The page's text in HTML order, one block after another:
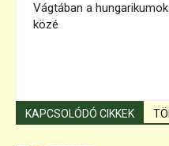
Vágtában a hungarikumok
közé
KAPCSOLÓDÓ CIKKEK